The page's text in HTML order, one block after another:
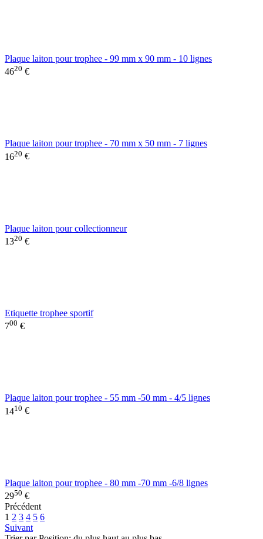
Plaque laiton pour trophee - 99 mm x 90 mm - 10 lignes
4620 €
Plaque laiton pour trophee - 70 mm x 50 mm - 7 lignes
1620 €
Plaque laiton pour collectionneur
1320 €
Etiquette trophee sportif
700 €
Plaque laiton pour trophee - 55 mm -50 mm - 4/5 lignes
1410 €
Plaque laiton pour trophee - 80 mm -70 mm -6/8 lignes
2950 €
Précédent
1 2 3 4 5 6
Suivant